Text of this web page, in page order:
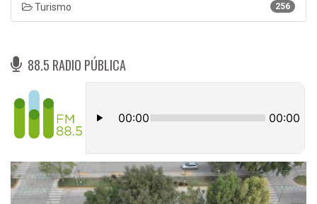
256
Turismo
88.5 RADIO PÚBLICA